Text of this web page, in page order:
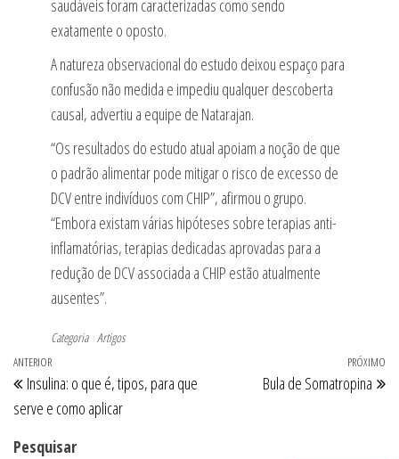
saudáveis ​​foram caracterizadas como sendo
exatamente o oposto.
A natureza observacional do estudo deixou espaço para
confusão não medida e impediu qualquer descoberta
causal, advertiu a equipe de Natarajan.
“Os resultados do estudo atual apoiam a noção de que
o padrão alimentar pode mitigar o risco de excesso de
DCV entre indivíduos com CHIP”, afirmou o grupo.
“Embora existam várias hipóteses sobre terapias anti-
inflamatórias, terapias dedicadas aprovadas para a
redução de DCV associada a CHIP estão atualmente
ausentes”.
Categoria Artigos
Navegação
de
Post
Post
anterior
ANTERIOR
Insulina: o que é, tipos, para que
serve e como aplicar
PRÓXIMO
Bula de Somatropina
Pesquisar